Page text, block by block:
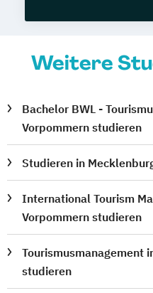
Weitere
Bachelor BWL -
Vorpommern studieren
Studieren in
International Tourism
Vorpommern studieren
Tourismusmanagement
studieren